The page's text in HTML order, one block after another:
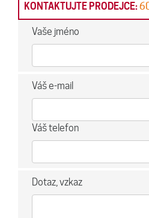
KONTAKTUJTE PRODEJCE:
Vaše jméno
Váš e-mail
Váš telefon
Dotaz, vzkaz